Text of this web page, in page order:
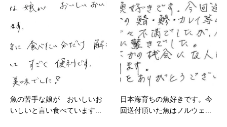
魚の苦手な娘が おいしいお
いしいと言い食べています...
日本海育ちの魚好きです。今
回送付頂いた魚はノルウェ...